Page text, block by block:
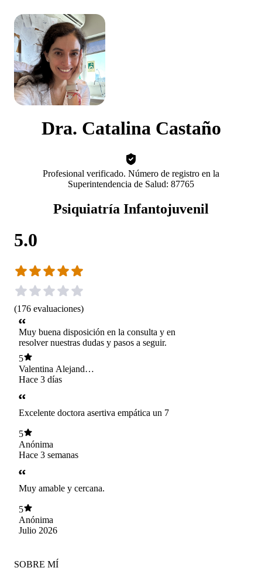
Dra. Catalina Castaño
Profesional verificado. Número de registro en la
Superintendencia de Salud: 87765
Psiquiatría Infantojuvenil
5.0
(176 evaluaciones)
Muy buena disposición en la consulta y en
resolver nuestras dudas y pasos a seguir.
5
Valentina Alejandra
Zamorano Añez
Hace 3 días
Excelente doctora asertiva empática un 7
5
Anónima
Hace 3 semanas
Muy amable y cercana.
5
Anónima
Julio 2026
SOBRE MÍ